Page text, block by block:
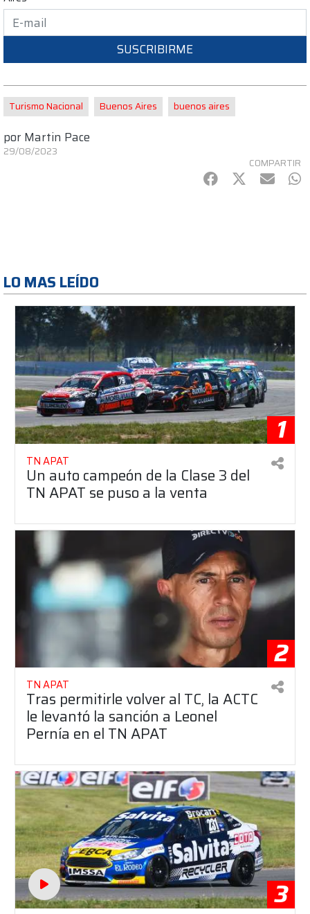
SUSCRIBIRME
Turismo Nacional Buenos Aires buenos aires
por Martin Pace
29/08/2023
COMPARTIR
Facebook
Twitter
mail
LO MAS LEÍDO
1
TN APAT
Un auto campeón de la Clase 3 del
TN APAT se puso a la venta
2
TN APAT
Tras permitirle volver al TC, la ACTC
le levantó la sanción a Leonel
Pernía en el TN APAT
3